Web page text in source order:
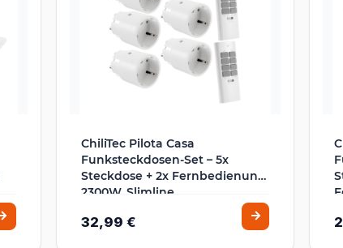
ChiliTec Pilota Casa
Funksteckdosen-Set – 5x
Steckdose + 2x Fernbedienung,
2300W, Slimline
32,99 €